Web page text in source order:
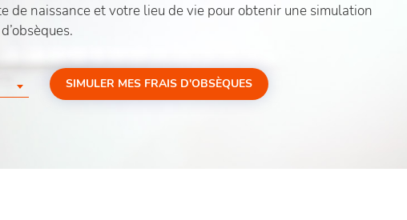
de naissance et votre lieu de vie pour obtenir une simulation
SIMULER MES FRAIS D'OBSÈQUES